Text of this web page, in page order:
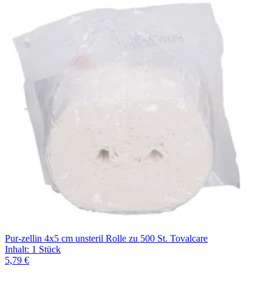
Pur-zellin 4x5 cm unsteril Rolle zu 500 St. Tovalcare
Inhalt: 1 Stück
5,79 €